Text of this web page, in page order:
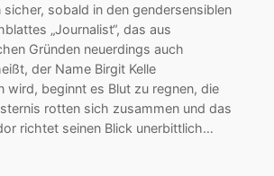
sicher, sobald in den gendersensiblen
„Journalist“, das aus
Gründen neuerdings auch
der Name Birgit Kelle
wird, beginnt es Blut zu regnen, die
rotten sich zusammen und das
richtet seinen Blick unerbittlich…